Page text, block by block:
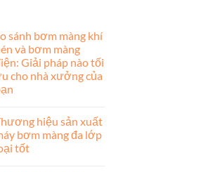
sánh bơm màng khí
và bơm màng
Giải pháp nào tối
cho nhà xưởng của
hiệu sản xuất
bơm màng đa lớp
tốt